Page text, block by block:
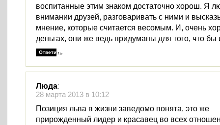
воспитанные этим знаком достаточно хорош. Я
внимании друзей, разговаривать с ними и
мнение, которые считается весомым. И, очень
деньгах, они же ведь придуманы для того, что бы
Ответить
Люда:
28 марта 2013 в 10:12
Позиция льва в жизни заведомо понята, это же
прирожденный лидер и красавец во всех